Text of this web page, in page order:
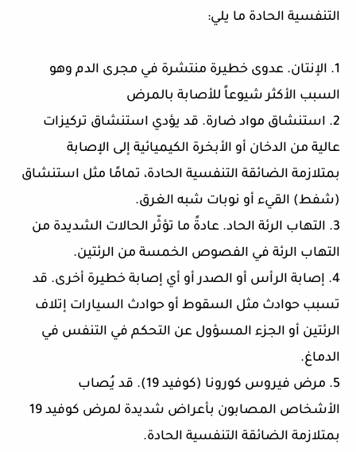
التنفسية الحادة ما يلي:
1. الإنتان. عدوى خطيرة منتشرة في مجرى الدم وهو
السبب الأكثر شيوعاً للأصابة بالمرض
2. استنشاق مواد ضارة. قد يؤدي استنشاق تركيزات
عالية من الدخان أو الأبخرة الكيميائية إلى الإصابة
بمتلازمة الضائقة التنفسية الحادة، تمامًا مثل استنشاق
(شفط) القيء أو نوبات شبه الغرق.
3. التهاب الرئة الحاد. عادةً ما تؤثّر الحالات الشديدة من
التهاب الرئة في الفصوص الخمسة من الرئتين.
4. إصابة الرأس أو الصدر أو أي إصابة خطيرة أخرى. قد
تسبب حوادث مثل السقوط أو حوادث السيارات إتلاف
الرئتين أو الجزء المسؤول عن التحكم في التنفس في
الدماغ.
5. مرض فيروس كورونا (كوفيد 19). قد يُصاب
الأشخاص المصابون بأعراض شديدة لمرض كوفيد 19
بمتلازمة الضائقة التنفسية الحادة.